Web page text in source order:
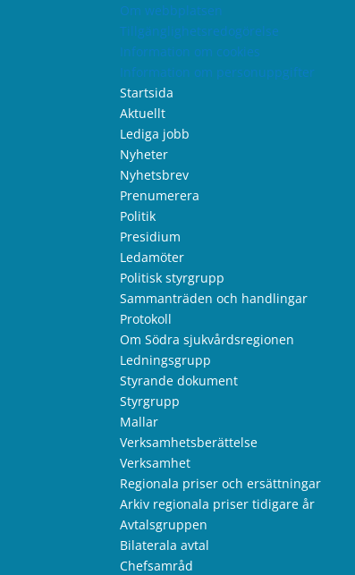
Om webbplatsen
Tillgänglighetsredogörelse
Information om cookies
Information om personuppgifter
Startsida
Aktuellt
Lediga jobb
Nyheter
Nyhetsbrev
Prenumerera
Politik
Presidium
Ledamöter
Politisk styrgrupp
Sammanträden och handlingar
Protokoll
Om Södra sjukvårdsregionen
Ledningsgrupp
Styrande dokument
Styrgrupp
Mallar
Verksamhetsberättelse
Verksamhet
Regionala priser och ersättningar
Arkiv regionala priser tidigare år
Avtalsgruppen
Bilaterala avtal
Chefsamråd